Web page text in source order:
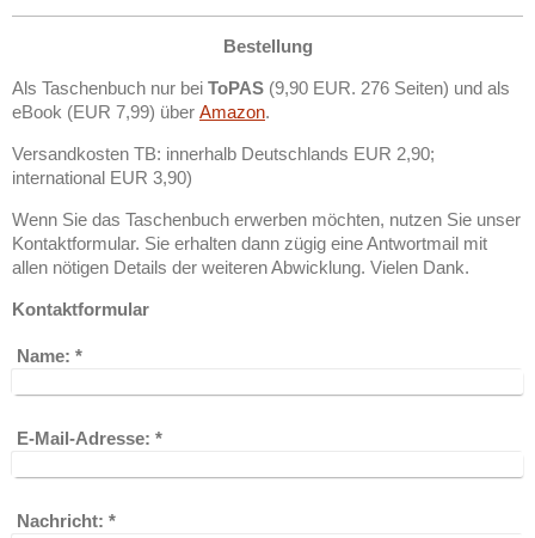
Bestellung
Als Taschenbuch nur bei ToPAS (9,90 EUR. 276 Seiten) und als
eBook (EUR 7,99) über Amazon.
Versandkosten TB: innerhalb Deutschlands EUR 2,90;
international EUR 3,90)
Wenn Sie das Taschenbuch erwerben möchten, nutzen Sie unser
Kontaktformular. Sie erhalten dann zügig eine Antwortmail mit
allen nötigen Details der weiteren Abwicklung. Vielen Dank.
Kontaktformular
Name: *
E-Mail-Adresse: *
Nachricht: *